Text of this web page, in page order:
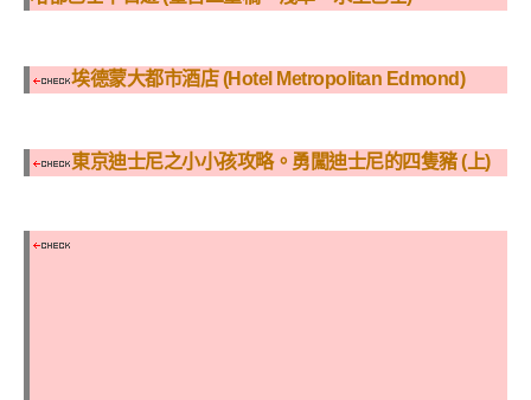
埃德蒙大都市酒店 (Hotel Metropolitan Edmond)
東京迪士尼之小小孩攻略。勇闖迪士尼的四隻豬 (上)